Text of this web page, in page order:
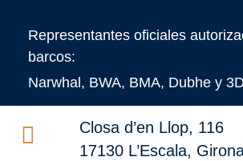
Representantes oficiales
barcos:
Narwhal, BWA, BMA, Dubhe y
Closa d’en Llop, 116
17130 L’Escala,